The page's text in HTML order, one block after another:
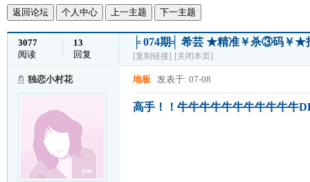
返回论坛 个人中心 上一主题 下一主题
3077
阅读
13
回复
╞ 074期╡ 希芸 ★精准￥杀③码￥★
[复制链接] [关闭本页]
独恋小村花 地板 发表于: 07-08
高手！！牛牛牛牛牛牛牛牛牛牛牛